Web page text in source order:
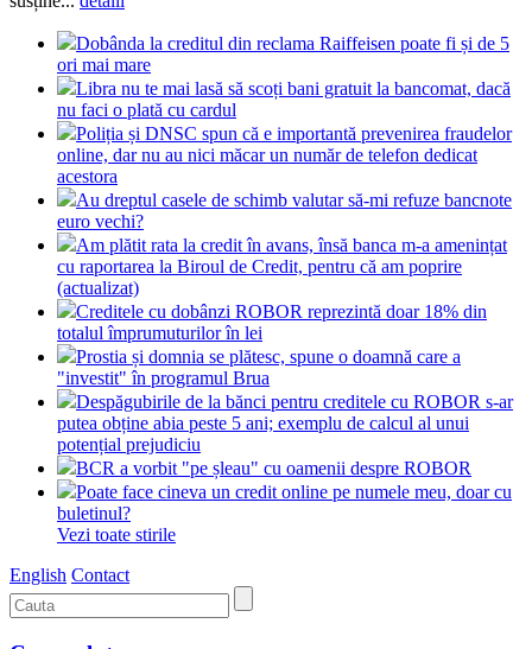
Dobânda la creditul din reclama Raiffeisen poate fi și de 5
ori mai mare
Libra nu te mai lasă să scoți bani gratuit la bancomat, dacă
nu faci o plată cu cardul
Poliția și DNSC spun că e importantă prevenirea fraudelor
online, dar nu au nici măcar un număr de telefon dedicat
acestora
Au dreptul casele de schimb valutar să-mi refuze bancnote
euro vechi?
Am plătit rata la credit în avans, însă banca m-a amenințat
cu raportarea la Biroul de Credit, pentru că am poprire
(actualizat)
Creditele cu dobânzi ROBOR reprezintă doar 18% din
totalul împrumuturilor în lei
Prostia și domnia se plătesc, spune o doamnă care a
"investit" în programul Brua
Despăgubirile de la bănci pentru creditele cu ROBOR s-ar
putea obține abia peste 5 ani; exemplu de calcul al unui
potențial prejudiciu
BCR a vorbit "pe șleau" cu oamenii despre ROBOR
Poate face cineva un credit online pe numele meu, doar cu
buletinul?
Vezi toate stirile
English Contact